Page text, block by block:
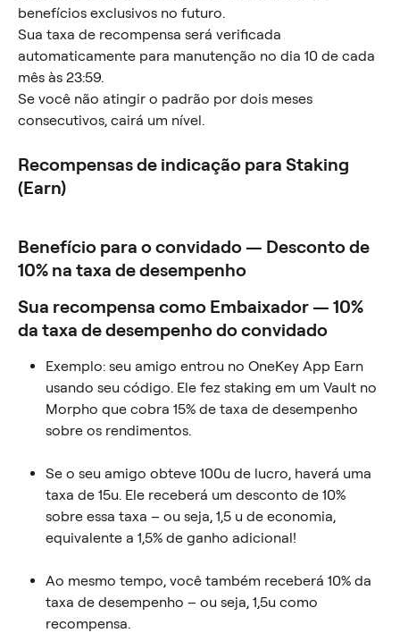
benefícios exclusivos no futuro.
Sua taxa de recompensa será verificada
automaticamente para manutenção no dia 10 de cada
mês às 23:59.
Se você não atingir o padrão por dois meses
consecutivos, cairá um nível.
Recompensas de indicação para Staking
(Earn)
Benefício para o convidado — Desconto de
10% na taxa de desempenho
Sua recompensa como Embaixador — 10%
da taxa de desempenho do convidado
Exemplo: seu amigo entrou no OneKey App Earn
usando seu código. Ele fez staking em um Vault no
Morpho que cobra 15% de taxa de desempenho
sobre os rendimentos.
Se o seu amigo obteve 100u de lucro, haverá uma
taxa de 15u. Ele receberá um desconto de 10%
sobre essa taxa – ou seja, 1,5 u de economia,
equivalente a 1,5% de ganho adicional!
Ao mesmo tempo, você também receberá 10% da
taxa de desempenho – ou seja, 1,5u como
recompensa.